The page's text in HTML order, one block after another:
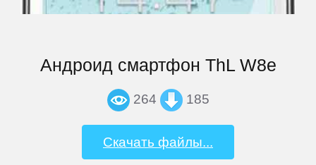
Андроид смартфон ThL W8e
264 185
Скачать файлы...